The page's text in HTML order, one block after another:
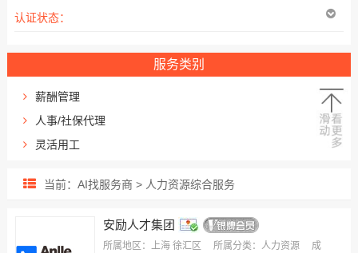
认证状态：
服务类别
薪酬管理
人事/社保代理
灵活用工
人力资源外包
业务/岗位外包
当前：AI找服务商 > 人力资源综合服务
安励人才集团
所属地区：上海 徐汇区 所属分类：人力资源
成